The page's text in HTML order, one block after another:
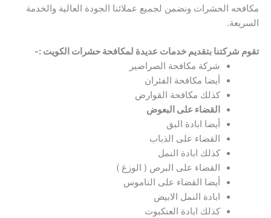
مكافحه الحشرات ونضمن لجميع عملائنا الجودة العالية والخدمة
السريعة.
تقوم شركتنا بتقديم خدمات عديدة لمكافحة حشرات الكويت :-
شركة مكافحة الصراصير
أيضا مكافحة الفئران
كذلك مكافحة القوارض
القضاء على البعوض
أيضا ابادة البق
القضاء على الذباب
كذلك ابادة النمل
القضاء على البرص ( الوزغ )
أيضا القضاء على الناموس
ابادة النمل الابيض
كذلك ابادة العنكبوت